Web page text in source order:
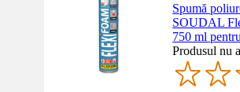
Spumă
SOUDAL
750 ml
Produsul nu